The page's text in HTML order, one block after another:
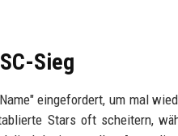
Sieg
eingefordert, um mal
Stars oft scheitern,